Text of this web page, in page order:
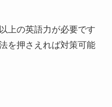
上の英語力が必要です
を押さえれば対策可能